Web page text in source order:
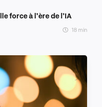
force à l’ère de l’IA
18 min